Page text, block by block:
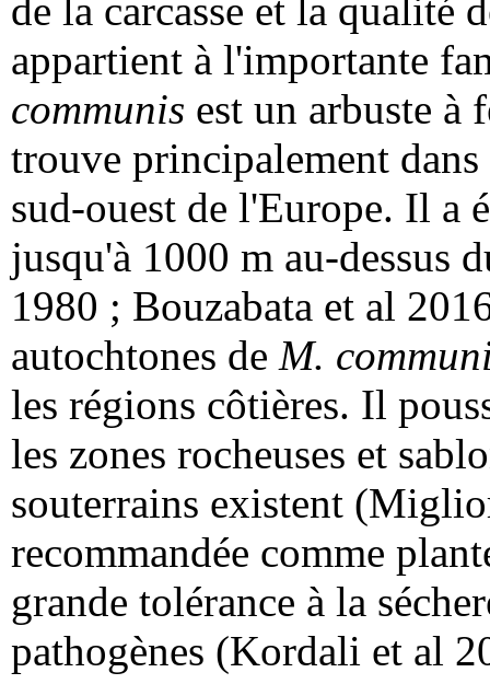
de la carcasse et la qualité
appartient à l'importante
communis est un arbuste à
trouve principalement
sud-ouest de l'Europe. Il a
jusqu'à 1000 m au-dessus
1980 ; Bouzabata et al
autochtones de M.
les régions côtières. Il
les zones rocheuses et
souterrains existent
recommandée comme
grande tolérance à la
pathogènes (Kordali et al